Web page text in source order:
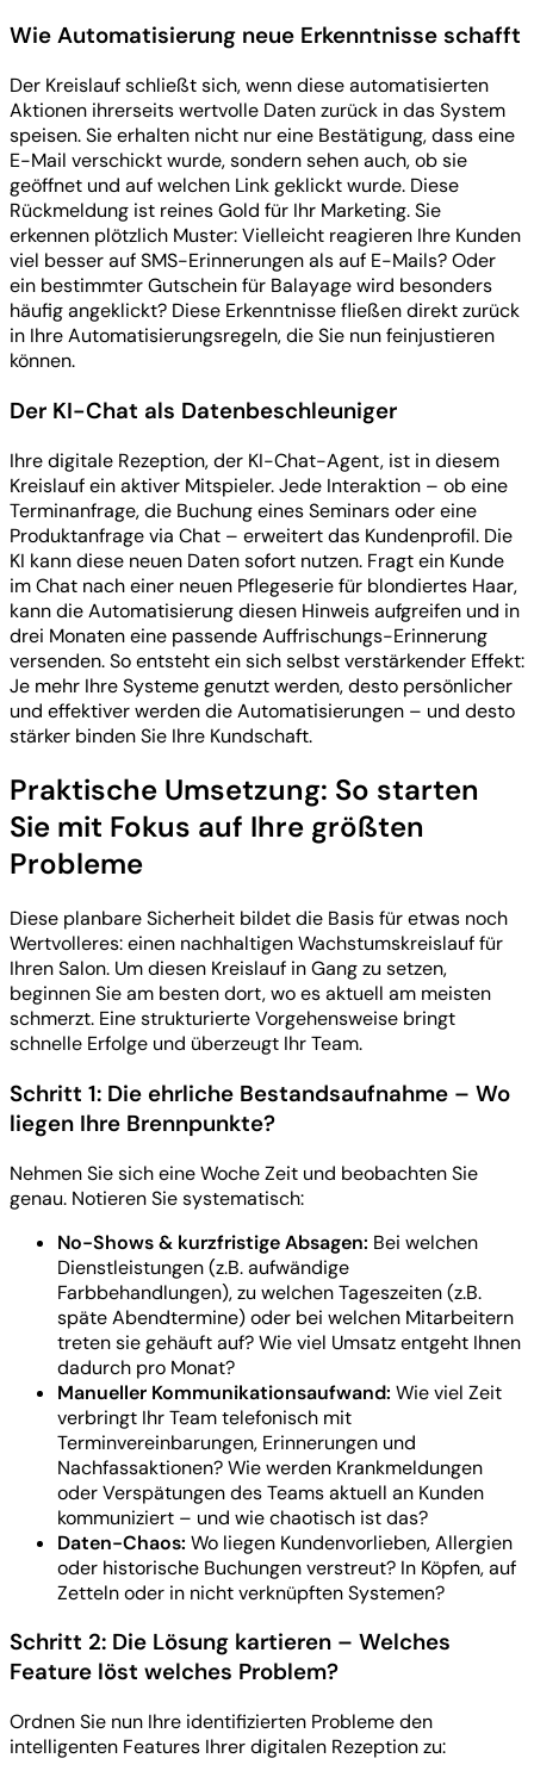
Wie Automatisierung neue Erkenntnisse schafft
Der Kreislauf schließt sich, wenn diese automatisierten
Aktionen ihrerseits wertvolle Daten zurück in das System
speisen. Sie erhalten nicht nur eine Bestätigung, dass eine
E-Mail verschickt wurde, sondern sehen auch, ob sie
geöffnet und auf welchen Link geklickt wurde. Diese
Rückmeldung ist reines Gold für Ihr Marketing. Sie
erkennen plötzlich Muster: Vielleicht reagieren Ihre Kunden
viel besser auf SMS-Erinnerungen als auf E-Mails? Oder
ein bestimmter Gutschein für Balayage wird besonders
häufig angeklickt? Diese Erkenntnisse fließen direkt zurück
in Ihre Automatisierungsregeln, die Sie nun feinjustieren
können.
Der KI-Chat als Datenbeschleuniger
Ihre digitale Rezeption, der KI-Chat-Agent, ist in diesem
Kreislauf ein aktiver Mitspieler. Jede Interaktion – ob eine
Terminanfrage, die Buchung eines Seminars oder eine
Produktanfrage via Chat – erweitert das Kundenprofil. Die
KI kann diese neuen Daten sofort nutzen. Fragt ein Kunde
im Chat nach einer neuen Pflegeserie für blondiertes Haar,
kann die Automatisierung diesen Hinweis aufgreifen und in
drei Monaten eine passende Auffrischungs-Erinnerung
versenden. So entsteht ein sich selbst verstärkender Effekt:
Je mehr Ihre Systeme genutzt werden, desto persönlicher
und effektiver werden die Automatisierungen – und desto
stärker binden Sie Ihre Kundschaft.
Praktische Umsetzung: So starten
Sie mit Fokus auf Ihre größten
Probleme
Diese planbare Sicherheit bildet die Basis für etwas noch
Wertvolleres: einen nachhaltigen Wachstumskreislauf für
Ihren Salon. Um diesen Kreislauf in Gang zu setzen,
beginnen Sie am besten dort, wo es aktuell am meisten
schmerzt. Eine strukturierte Vorgehensweise bringt
schnelle Erfolge und überzeugt Ihr Team.
Schritt 1: Die ehrliche Bestandsaufnahme – Wo
liegen Ihre Brennpunkte?
Nehmen Sie sich eine Woche Zeit und beobachten Sie
genau. Notieren Sie systematisch:
No-Shows & kurzfristige Absagen: Bei welchen
Dienstleistungen (z.B. aufwändige
Farbbehandlungen), zu welchen Tageszeiten (z.B.
späte Abendtermine) oder bei welchen Mitarbeitern
treten sie gehäuft auf? Wie viel Umsatz entgeht Ihnen
dadurch pro Monat?
Manueller Kommunikationsaufwand: Wie viel Zeit
verbringt Ihr Team telefonisch mit
Terminvereinbarungen, Erinnerungen und
Nachfassaktionen? Wie werden Krankmeldungen
oder Verspätungen des Teams aktuell an Kunden
kommuniziert – und wie chaotisch ist das?
Daten-Chaos: Wo liegen Kundenvorlieben, Allergien
oder historische Buchungen verstreut? In Köpfen, auf
Zetteln oder in nicht verknüpften Systemen?
Schritt 2: Die Lösung kartieren – Welches
Feature löst welches Problem?
Ordnen Sie nun Ihre identifizierten Probleme den
intelligenten Features Ihrer digitalen Rezeption zu: